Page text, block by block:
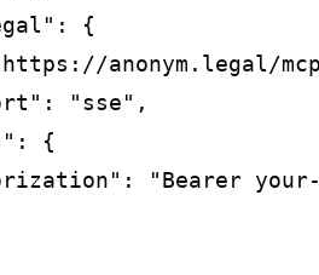
{
anonym.legal/
"sse",
{
"Bearer